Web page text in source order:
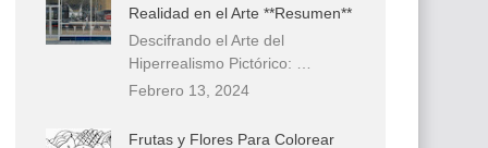
Realidad en el Arte **Resumen**
Descifrando el Arte del
Hiperrealismo Pictórico: …
Febrero 13, 2024
Frutas y Flores Para Colorear